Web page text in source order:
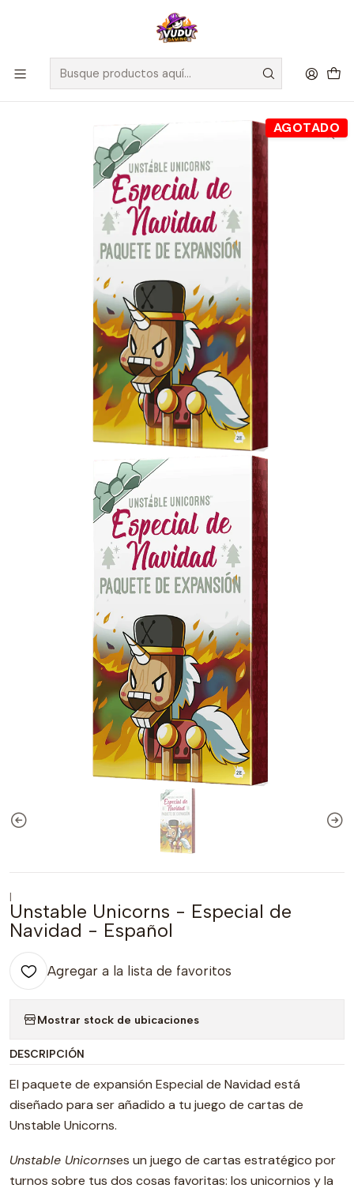
🚀 ¡Despachamos a todo Chile! Envío GRATIS a Regiones sobre
$100.000 y a RM sobre $35.000
Inicio Juegos de Mesa Competitivos
Unstable Unicorns - Especial de Navidad - Español
AGOTADO
|
Unstable Unicorns - Especial de
Navidad - Español
Agregar a la lista de favoritos
Mostrar stock de ubicaciones
DESCRIPCIÓN
El paquete de expansión Especial de Navidad está
diseñado para ser añadido a tu juego de cartas de
Unstable Unicorns.
Unstable Unicornses un juego de cartas estratégico por
turnos sobre tus dos cosas favoritas: los unicornios y la